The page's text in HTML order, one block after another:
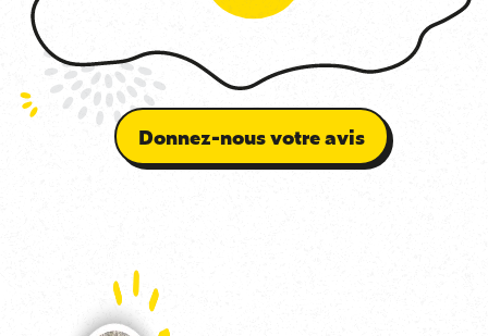
Donnez-nous votre avis